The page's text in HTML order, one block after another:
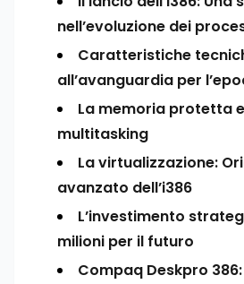
nell’evoluzione dei
Caratteristiche
all’avanguardia per
La memoria protetta
multitasking
La virtualizzazione:
avanzato dell’i386
L’investimento
milioni per il futuro
Compaq Deskpro